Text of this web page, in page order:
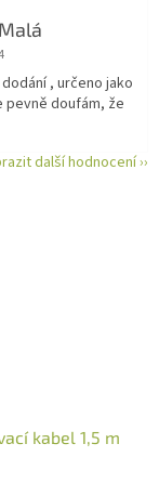
je 5 z 5
, určeno jako
pevně doufám, že
další hodnocení ››
kabel 1,5 m